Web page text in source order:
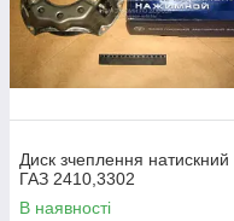
Диск зчеплення натискний
ГАЗ 2410,3302
В наявності